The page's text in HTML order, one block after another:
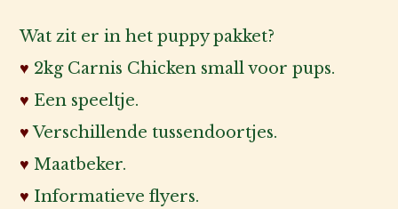
Wat zit er in het puppy pakket?
♥ 2kg Carnis Chicken small voor pups.
♥ Een speeltje.
♥Verschillende tussendoortjes.
♥ Maatbeker.
♥ Informatieve flyers.